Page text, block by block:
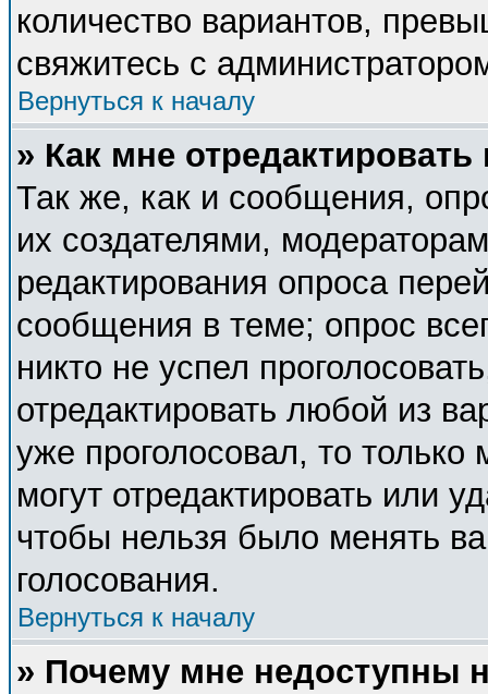
количество вариантов,
свяжитесь с
Вернуться к началу
» Как мне
Так же, как и сообщения,
их создателями,
редактирования опроса
сообщения в теме; опрос
никто не успел
отредактировать любой из
уже проголосовал, то
могут отредактировать или
чтобы нельзя было менять
голосования.
Вернуться к началу
» Почему мне недоступны